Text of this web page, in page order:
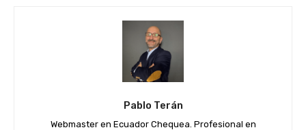
Pablo Terán
Webmaster en Ecuador Chequea. Profesional en